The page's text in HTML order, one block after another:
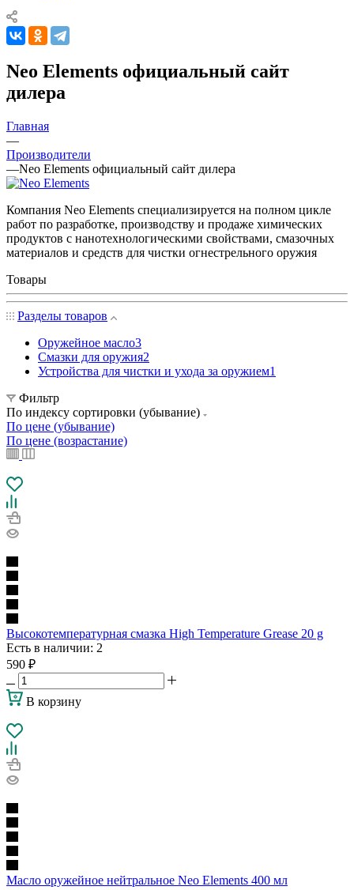
Neo Elements официальный сайт
дилера
Главная
—
Производители
—Neo Elements официальный сайт дилера
Компания Neo Elements специализируется на полном цикле
работ по разработке, производству и продаже химических
продуктов с нанотехнологическими свойствами, смазочных
материалов и средств для чистки огнестрельного оружия
Товары
Разделы товаров
Оружейное масло3
Смазки для оружия2
Устройства для чистки и ухода за оружием1
Фильтр
По индексу сортировки (убывание)
По цене (убывание)
По цене (возрастание)
Высокотемпературная смазка High Temperature Grease 20 g
Есть в наличии: 2
590 ₽
В корзину
Масло оружейное нейтральное Neo Elements 400 мл